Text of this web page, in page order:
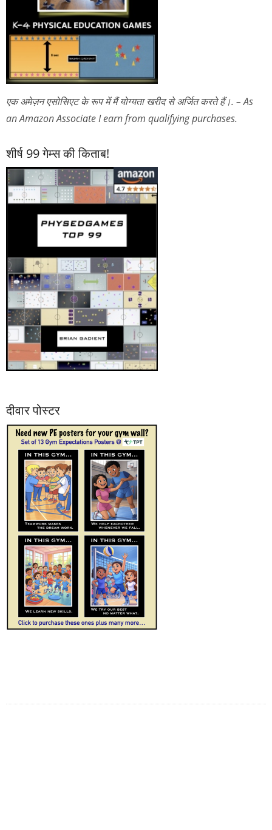
एक अमेज़न एसोसिएट के रूप में मैं योग्यता खरीद से अर्जित करते हैं।. – As
an Amazon Associate I earn from qualifying purchases.
शीर्ष 99 गेम्स की किताब!
दीवार पोस्टर